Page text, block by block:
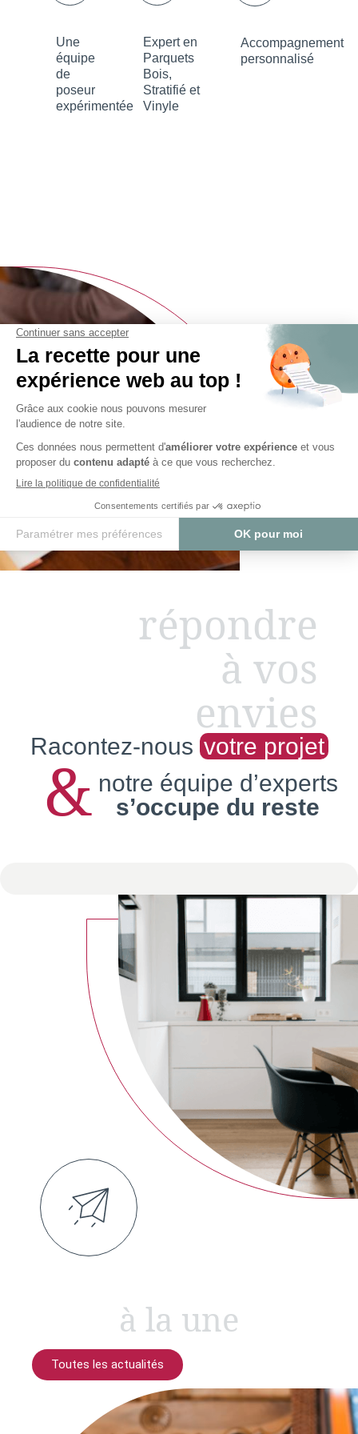
Une
équipe
de
poseur
expérimentée
Expert en
Parquets
Bois,
Stratifié et
Vinyle
Accompagnement
personnalisé
répondre
à vos
envies
Racontez-nous votre projet
& notre équipe d’experts
s’occupe du reste
à la une
Toutes les actualités